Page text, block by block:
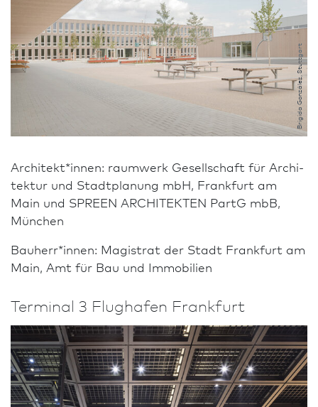
Brigida González, Stuttgart
Architekt*innen: raumwerk Gesellschaft für Archi­
tektur und Stadt­planung mbH, Frank­furt am
Main und SPREEN ARCHITEKTEN PartG mbB,
München
Bauherr*innen: Magistrat der Stadt Frank­furt am
Main, Amt für Bau und Immobilien
Terminal 3 Flughafen Frank­furt